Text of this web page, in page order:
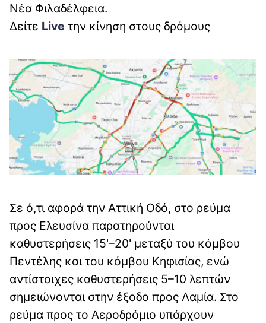
Νέα Φιλαδέλφεια.
Δείτε Live την κίνηση στους δρόμους
Σε ό,τι αφορά την Αττική Οδό, στο ρεύμα
προς Ελευσίνα παρατηρούνται
καθυστερήσεις 15'–20' μεταξύ του κόμβου
Πεντέλης και του κόμβου Κηφισίας, ενώ
αντίστοιχες καθυστερήσεις 5–10 λεπτών
σημειώνονται στην έξοδο προς Λαμία. Στο
ρεύμα προς το Αεροδρόμιο υπάρχουν